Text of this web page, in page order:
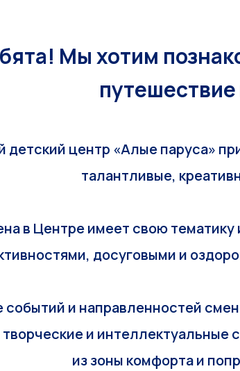
Мы хотим
детский центр «Алые паруса»
талантливые,
в Центре имеет свою
досуговыми и
событий и направленностей
творческие и
из зоны комфорта и